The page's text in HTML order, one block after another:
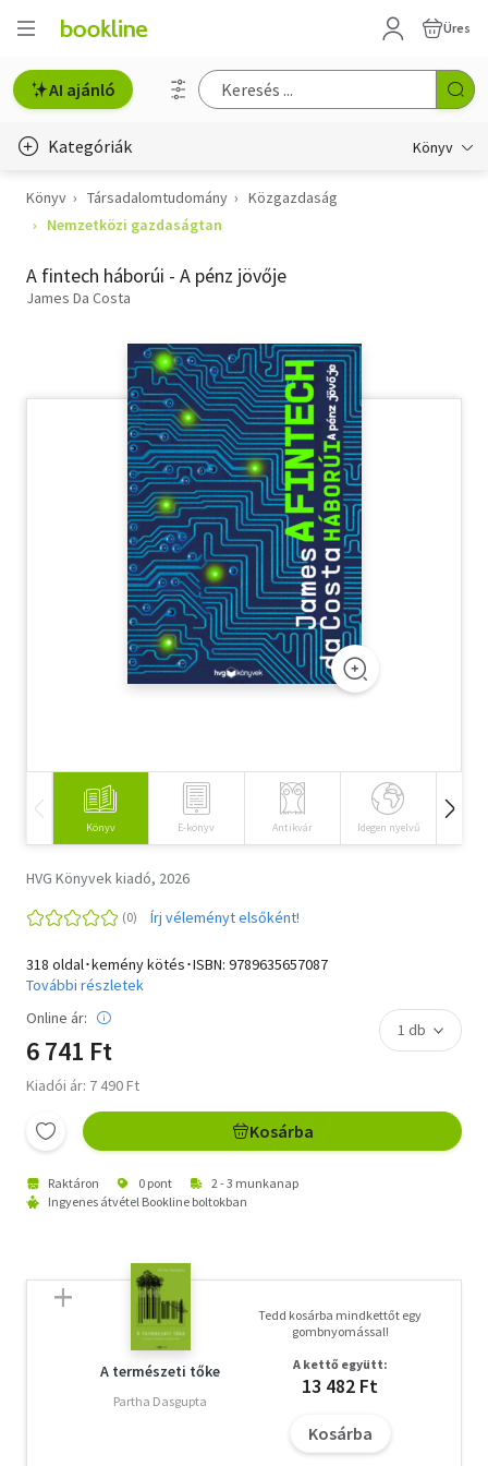
Üres
AI ajánló
Kategóriák Könyv
Életmód, egészség
Gyermek- és ifjúsági
Hobbi, szabadidő
Szótár, nyelvkönyv
Tankönyv, segédkönyv
Társadalomtudomány
Természettudomány
Könyv Társadalomtudomány
Közgazdaság
Nemzetközi gazdaságtan
A fintech háborúi - A pénz jövője
James Da Costa
Könyv E-könyv Antikvár Idegen nyelvű
HVG Könyvek kiadó, 2026
Írj véleményt elsőként!
318 oldal･kemény kötés･ISBN: 9789635657087
További részletek
Online ár:
6 741 Ft
Kiadói ár: 7 490 Ft
Kosárba
Raktáron 0 pont
2 - 3 munkanap
Ingyenes átvétel Bookline boltokban
A természeti tőke
Partha Dasgupta
Tedd kosárba mindkettőt egy
gombnyomással!
A kettő együtt:
13 482 Ft
Kosárba